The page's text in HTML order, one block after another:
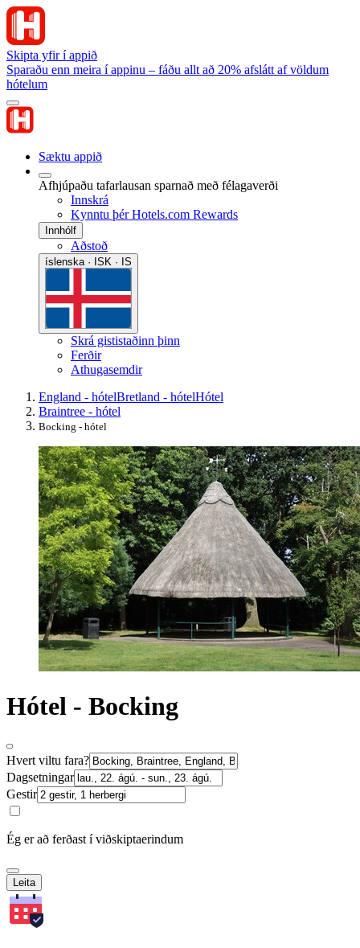
Skipta yfir í appið
Sparaðu enn meira í appinu – fáðu allt að 20% afslátt af völdum
hótelum
Sæktu appið
Afhjúpaðu tafarlausan sparnað með félagaverði
Innskrá
Kynntu þér Hotels.com Rewards
Innhólf
Aðstoð
íslenska · ISK · IS
Skrá gististaðinn þinn
Ferðir
Athugasemdir
England - hótelBretland - hótelHótel
Braintree - hótel
Bocking - hótel
Hótel - Bocking
Hvert viltu fara?
Dagsetningar
Gestir
Ég er að ferðast í viðskiptaerindum
Leita